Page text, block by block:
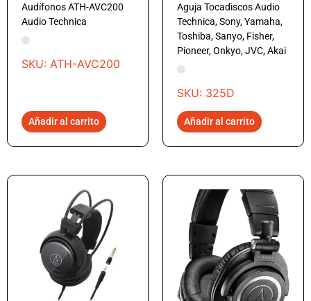
Audífonos ATH-AVC200
Audio Technica
SKU: ATH-AVC200
Añadir al carrito
Aguja Tocadiscos Audio
Technica, Sony, Yamaha,
Toshiba, Sanyo, Fisher,
Pioneer, Onkyo, JVC, Akai
SKU: 325D
Añadir al carrito